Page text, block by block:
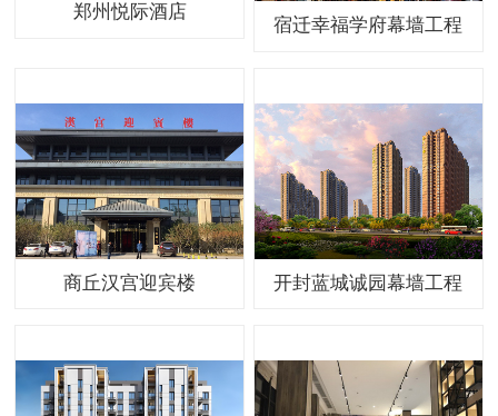
郑州悦际酒店
宿迁幸福学府幕墙工程
商丘汉宫迎宾楼 开封蓝城诚园幕墙工程